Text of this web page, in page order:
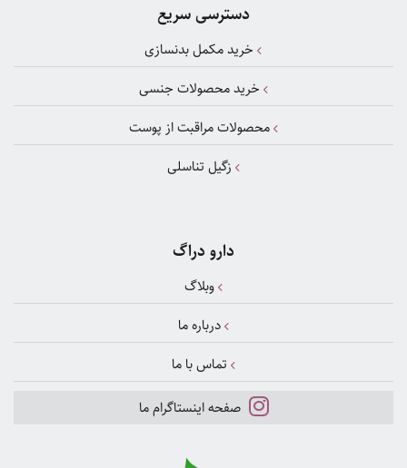
دسترسی سریع
خرید مکمل بدنسازی
خرید محصولات جنسی
محصولات مراقبت از پوست
زگیل تناسلی
دارو دراگ
وبلاگ
درباره ما
تماس با ما
صفحه اینستاگرام ما